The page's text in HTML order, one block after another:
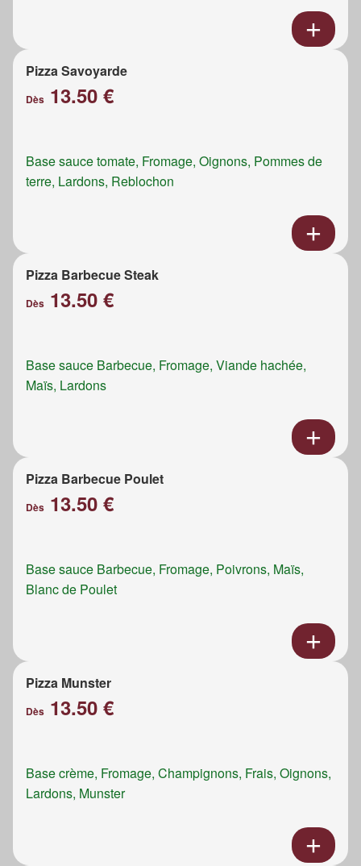
Pizza Savoyarde
Dès 13.50 €
Base sauce tomate, Fromage, Oignons, Pommes de
terre, Lardons, Reblochon
Pizza Barbecue Steak
Dès 13.50 €
Base sauce Barbecue, Fromage, Viande hachée,
Maïs, Lardons
Pizza Barbecue Poulet
Dès 13.50 €
Base sauce Barbecue, Fromage, Poivrons, Maïs,
Blanc de Poulet
Pizza Munster
Dès 13.50 €
Base crème, Fromage, Champignons, Frais, Oignons,
Lardons, Munster